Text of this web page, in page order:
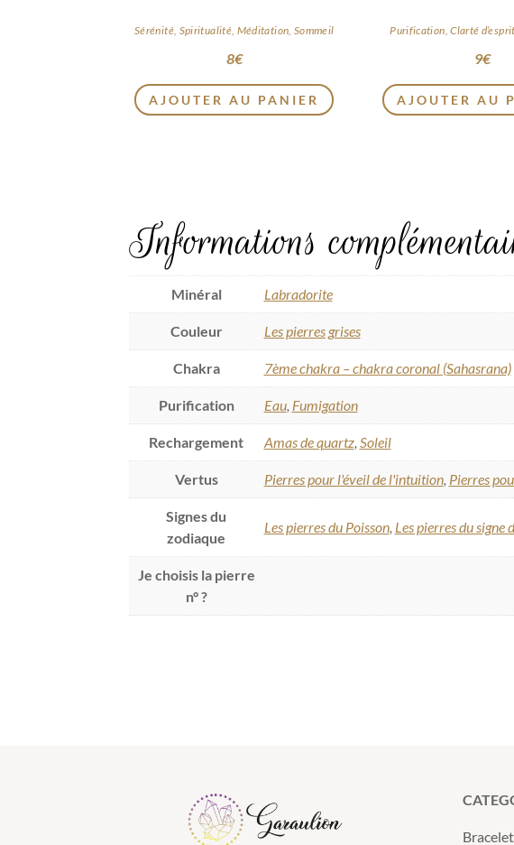
Sérénité, Spiritualité, Méditation, Sommeil
8€
AJOUTER AU PANIER
Purification, Clarté
9€
AJOUTER AU
Informations
Minéral Labradorite
Couleur Les pierres grises
Chakra 7ème chakra – chakra coronal (Sahasrana)
Purification Eau, Fumigation
Rechargement Amas de quartz, Soleil
Vertus Pierres pour l'éveil de l'intuition, Pierres
Signes du
zodiaque
Les pierres du Poisson, Les pierres du signe
Je choisis la pierre
n° ?